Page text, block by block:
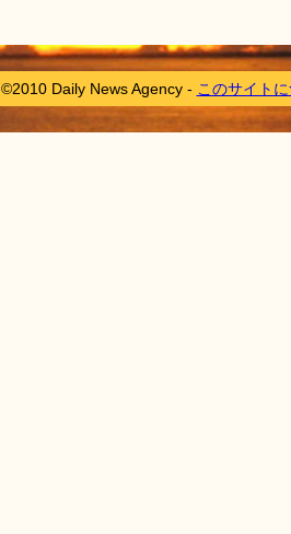
©2010 Daily News Agency - このサイト